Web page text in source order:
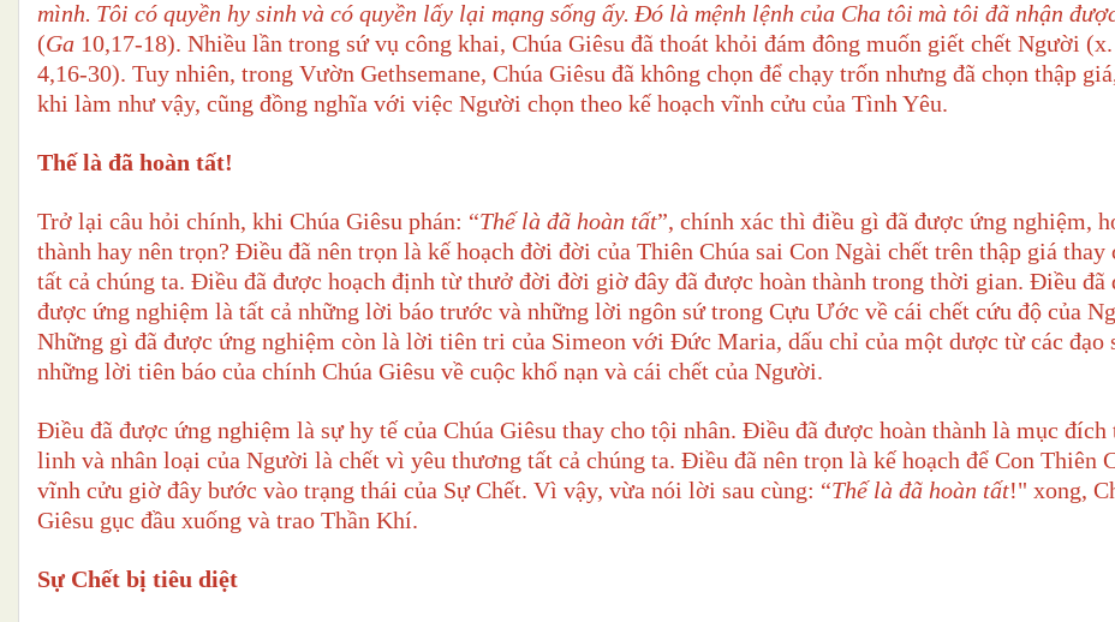
mình. Tôi có quyền hy sinh và có quyền lấy lại mạng sống ấy. Ðó là mệnh lệnh của Cha tôi mà tôi đã nhận
(Ga 10,17-18). Nhiều lần trong sứ vụ công khai, Chúa Giêsu đã thoát khỏi đám đông muốn giết chết Người
4,16-30). Tuy nhiên, trong Vườn Gethsemane, Chúa Giêsu đã không chọn để chạy trốn nhưng đã chọn thập
khi làm như vậy, cũng đồng nghĩa với việc Người chọn theo kế hoạch vĩnh cửu của Tình Yêu.
Thế là đã hoàn tất!
Trở lại câu hỏi chính, khi Chúa Giêsu phán: “Thế là đã hoàn tất”, chính xác thì điều gì đã được ứng nghiệm,
thành hay nên trọn? Điều đã nên trọn là kế hoạch đời đời của Thiên Chúa sai Con Ngài chết trên thập giá thay
tất cả chúng ta. Điều đã được hoạch định từ thưở đời đời giờ đây đã được hoàn thành trong thời gian. Điều đã
được ứng nghiệm là tất cả những lời báo trước và những lời ngôn sứ trong Cựu Ước về cái chết cứu độ của
Những gì đã được ứng nghiệm còn là lời tiên tri của Simeon với Đức Maria, dấu chỉ của một dược từ các đạo
những lời tiên báo của chính Chúa Giêsu về cuộc khổ nạn và cái chết của Người.
Điều đã được ứng nghiệm là sự hy tế của Chúa Giêsu thay cho tội nhân. Điều đã được hoàn thành là mục đích
linh và nhân loại của Người là chết vì yêu thương tất cả chúng ta. Điều đã nên trọn là kế hoạch để Con Thiên
vĩnh cửu giờ đây bước vào trạng thái của Sự Chết. Vì vậy, vừa nói lời sau cùng: “Thế là đã hoàn tất!" xong,
Giêsu gục đầu xuống và trao Thần Khí.
Sự Chết bị tiêu diệt